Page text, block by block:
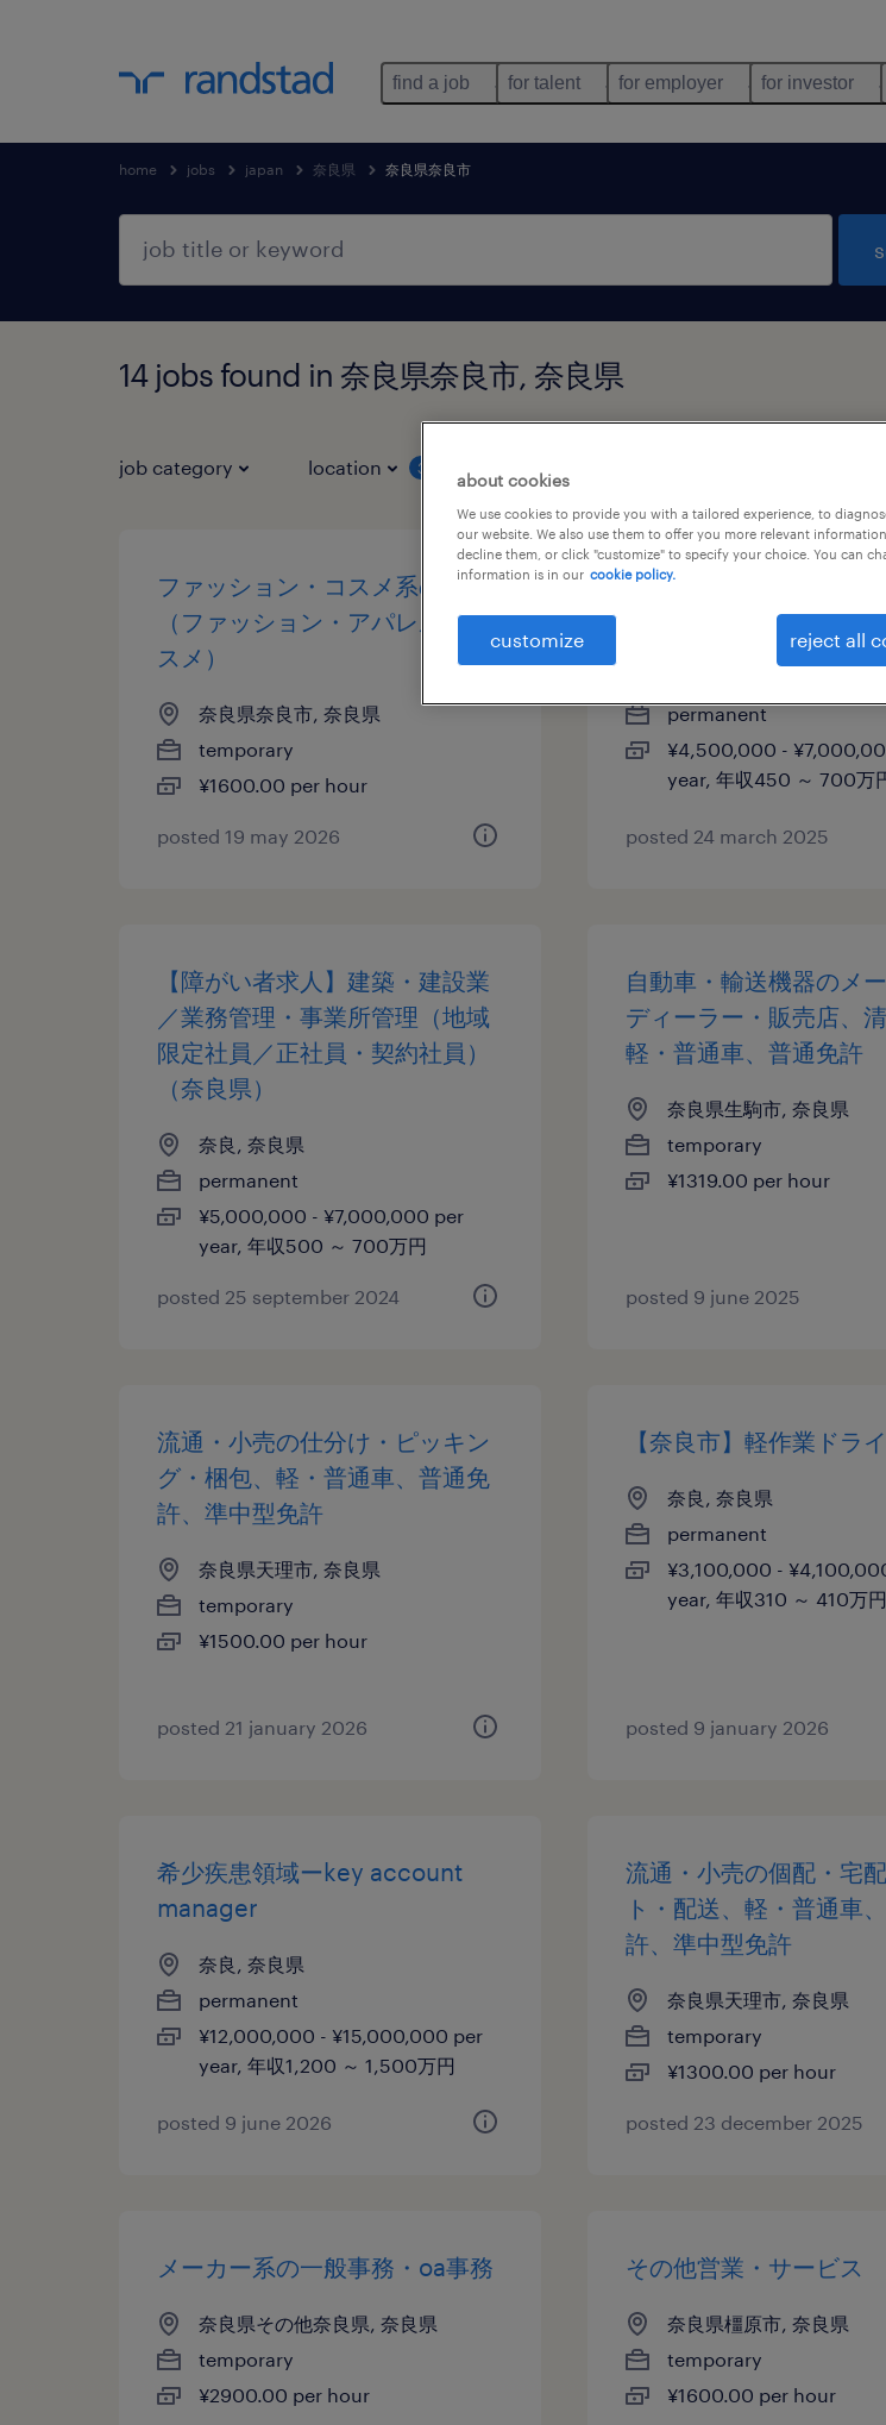
find a job for talent for employer for investor
home jobs japan 奈良県 奈良県奈良市
14 jobs found in 奈良県奈良市, 奈良県
job category location 3 job types
ファッション・コスメ系の販売
（ファッション・アパレル・コ
スメ）
奈良県奈良市, 奈良県
temporary
¥1600.00 per hour
posted 19 may 2026
【奈良：大和郡】品質・
環境管理担当（qse担
permanent
¥4,500,000 -
year, 年収450 ～ 700万
posted 24 march 2025
【障がい者求人】建築・建設業
／業務管理・事業所管理（地域
限定社員／正社員・契約社員）
（奈良県）
奈良, 奈良県
permanent
¥5,000,000 - ¥7,000,000 per
year, 年収500 ～ 700万円
posted 25 september 2024
自動車・輸送機器のメ
ディーラー・販売店、清
軽・普通車、普通免許
奈良県生駒市, 奈良県
temporary
¥1319.00 per hour
posted 9 june 2025
流通・小売の仕分け・ピッキン
グ・梱包、軽・普通車、普通免
許、準中型免許
奈良県天理市, 奈良県
temporary
¥1500.00 per hour
posted 21 january 2026
【奈良市】軽作業ドラ
奈良, 奈良県
permanent
¥3,100,000 -
year, 年収310 ～ 410万円
posted 9 january 2026
希少疾患領域ーkey account
manager
奈良, 奈良県
permanent
¥12,000,000 - ¥15,000,000 per
year, 年収1,200 ～ 1,500万円
posted 9 june 2026
流通・小売の個配・宅
ト・配送、軽・普通車
許、準中型免許
奈良県天理市, 奈良県
temporary
¥1300.00 per hour
posted 23 december 2025
メーカー系の一般事務・oa事務
奈良県その他奈良県, 奈良県
temporary
¥2900.00 per hour
その他営業・サービス
奈良県橿原市, 奈良県
temporary
¥1600.00 per hour
about cookies
We use cookies to provide you with a tailored experience, to
our website. We also use them to offer you more relevant
decline them, or click "customize" to specify your choice. You can
information is in our cookie policy.
customize reject all